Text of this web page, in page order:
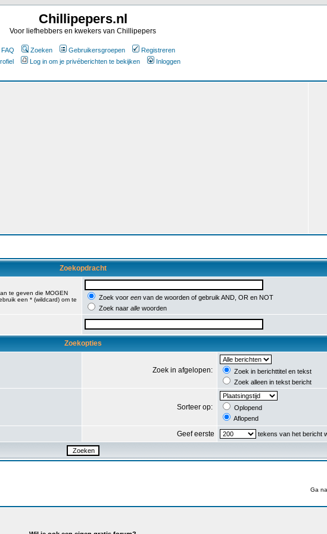
Chillipepers.nl
Voor liefhebbers en kwekers van Chillipepers
FAQ Zoeken Gebruikersgroepen
Registreren
Log in om je privéberichten te bekijken Inloggen
Zoekopdracht
te geven die MOGEN
een * (wildcard) om te
Zoek voor een van de woorden of gebruik AND, OR en NOT
Zoek naar alle woorden
Zoekopties
Zoek in afgelopen:
Zoek in berichttitel en tekst
Zoek alleen in tekst bericht
Sorteer op:
Oplopend
Aflopend
Geef eerste tekens van het bericht
Ga